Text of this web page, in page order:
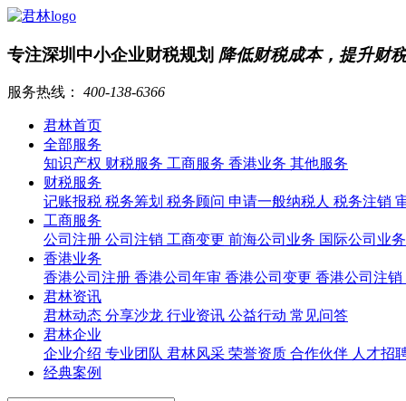
专注深圳中小企业财税规划 降低财税成本，提升财
服务热线： 400-138-6366
君林首页
全部服务
知识产权 财税服务 工商服务 香港业务 其他服务
财税服务
记账报税 税务筹划 税务顾问 申请一般纳税人 税务注销
工商服务
公司注册 公司注销 工商变更 前海公司业务 国际公司业
香港业务
香港公司注册 香港公司年审 香港公司变更 香港公司注销
君林资讯
君林动态 分享沙龙 行业资讯 公益行动 常见问答
君林企业
企业介绍 专业团队 君林风采 荣誉资质 合作伙伴 人才招
经典案例